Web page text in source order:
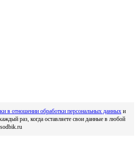
в отношении обработки персональных данных и
раз, когда оставляете свои данные в любой